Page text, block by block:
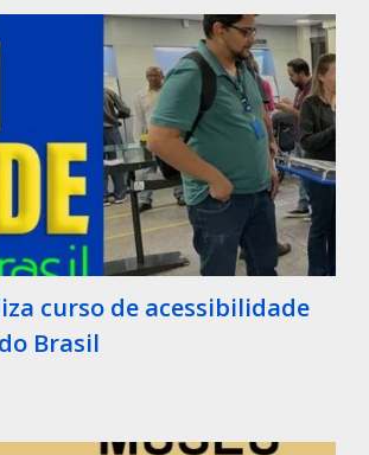
curso de acessibilidade
Brasil